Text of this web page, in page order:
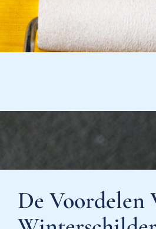
De Voordelen